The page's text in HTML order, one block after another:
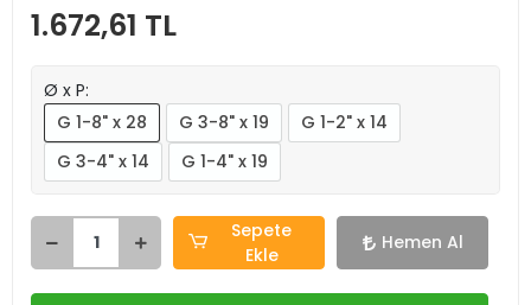
1.672,61 TL
Ø x P:
G 1-8" x 28
G 3-8" x 19
G 1-2" x 14
G 3-4" x 14
G 1-4" x 19
Sepete
Ekle
Hemen Al